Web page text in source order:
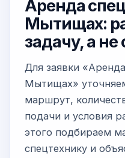
Аренда
Мытищах:
задачу, а
Для заявки
Мытищах»
маршрут,
подачи и условия
этого подбираем
спецтехнику и